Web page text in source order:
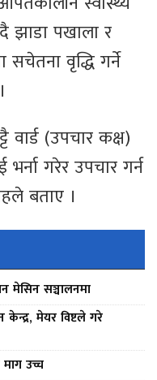
झाडा पखाला र
सचेतना वृद्धि गर्ने
वार्ड (उपचार कक्ष)
गरेर उपचार गर्न
बताए ।
मेसिन सञ्चालनमा
मेयर विष्टले गरे
उच्च